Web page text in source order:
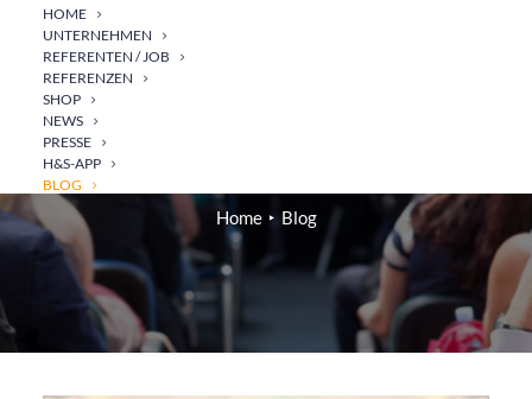
HOME
UNTERNEHMEN
REFERENTEN / JOB
REFERENZEN
SHOP
NEWS
PRESSE
H&S-APP
BLOG
Home Blog